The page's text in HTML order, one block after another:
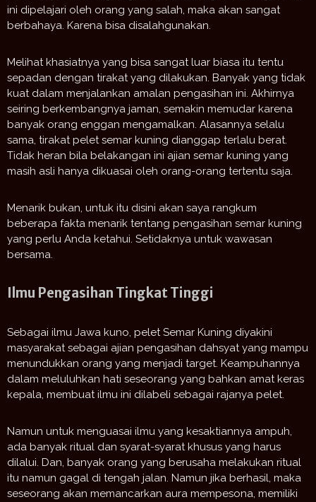
ini dipelajari oleh orang yang salah, maka akan sangat
berbahaya. Karena bisa disalahgunakan.
Melihat khasiatnya yang bisa sangat luar biasa itu tentu
sepadan dengan tirakat yang dilakukan. Banyak yang tidak
kuat dalam menjalankan amalan pengasihan ini. Akhirnya
seiring berkembangnya jaman, semakin memudar karena
banyak orang enggan mengamalkan. Alasannya selalu
sama, tirakat pelet semar kuning dianggap terlalu berat.
Tidak heran bila belakangan ini ajian semar kuning yang
masih asli hanya dikuasai oleh orang-orang tertentu saja.
Menarik bukan, untuk itu disini akan saya rangkum
beberapa fakta menarik tentang pengasihan semar kuning
yang perlu Anda ketahui. Setidaknya untuk wawasan
bersama.
Ilmu Pengasihan Tingkat Tinggi
Sebagai ilmu Jawa kuno, pelet Semar Kuning diyakini
masyarakat sebagai ajian pengasihan dahsyat yang mampu
menundukkan orang yang menjadi target. Keampuhannya
dalam meluluhkan hati seseorang yang bahkan amat keras
kepala, membuat ilmu ini dilabeli sebagai rajanya pelet.
Namun untuk menguasai ilmu yang kesaktiannya ampuh,
ada banyak ritual dan syarat-syarat khusus yang harus
dilalui. Dan, banyak orang yang berusaha melakukan ritual
itu namun gagal di tengah jalan. Namun jika berhasil, maka
seseorang akan memancarkan aura mempesona, memiliki